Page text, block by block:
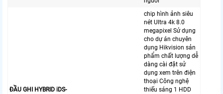
ĐẦU GHI HYBRID iDS-
chip hình ảnh siêu
nét Ultra 4k 8.0
megapixel Sử dụng
cho dự án chuyên
dụng Hikvision sản
phẩm chất lượng dễ
dàng cài đặt sử
dụng xem trên điện
thoại Công nghệ
thiếu sáng 1 HDD